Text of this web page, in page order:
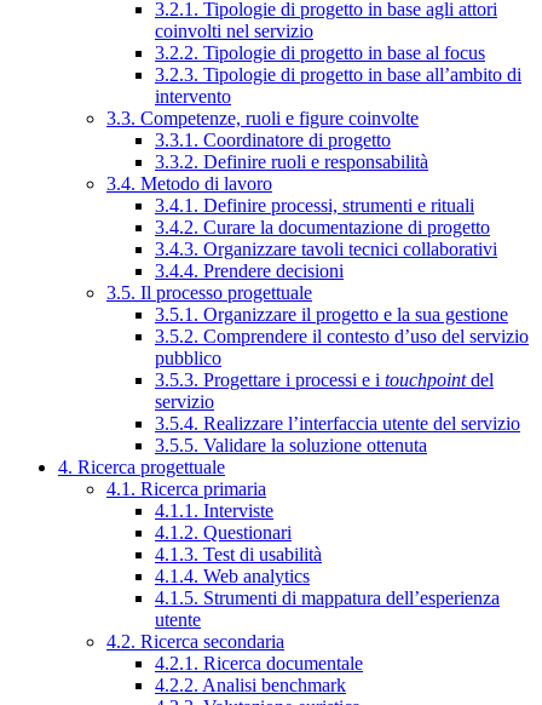
3.2.1. Tipologie di progetto in base agli attori
coinvolti nel servizio
3.2.2. Tipologie di progetto in base al focus
3.2.3. Tipologie di progetto in base all’ambito di
intervento
3.3. Competenze, ruoli e figure coinvolte
3.3.1. Coordinatore di progetto
3.3.2. Definire ruoli e responsabilità
3.4. Metodo di lavoro
3.4.1. Definire processi, strumenti e rituali
3.4.2. Curare la documentazione di progetto
3.4.3. Organizzare tavoli tecnici collaborativi
3.4.4. Prendere decisioni
3.5. Il processo progettuale
3.5.1. Organizzare il progetto e la sua gestione
3.5.2. Comprendere il contesto d’uso del servizio
pubblico
3.5.3. Progettare i processi e i touchpointdel
servizio
3.5.4. Realizzare l’interfaccia utente del servizio
3.5.5. Validare la soluzione ottenuta
4. Ricerca progettuale
4.1. Ricerca primaria
4.1.1. Interviste
4.1.2. Questionari
4.1.3. Test di usabilità
4.1.4. Web analytics
4.1.5. Strumenti di mappatura dell’esperienza
utente
4.2. Ricerca secondaria
4.2.1. Ricerca documentale
4.2.2. Analisi benchmark